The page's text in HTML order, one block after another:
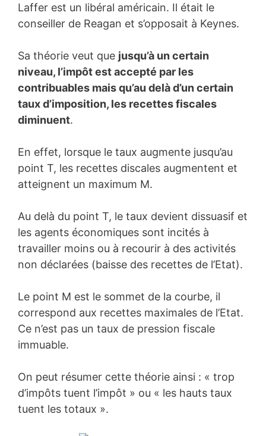
Laffer est un libéral américain. Il était le
conseiller de Reagan et s’opposait à Keynes.
Sa théorie veut que jusqu’à un certain
niveau, l’impôt est accepté par les
contribuables mais qu’au delà d’un certain
taux d’imposition, les recettes fiscales
diminuent.
En effet, lorsque le taux augmente jusqu’au
point T, les recettes discales augmentent et
atteignent un maximum M.
Au delà du point T, le taux devient dissuasif et
les agents économiques sont incités à
travailler moins ou à recourir à des activités
non déclarées (baisse des recettes de l’Etat).
Le point M est le sommet de la courbe, il
correspond aux recettes maximales de l’Etat.
Ce n’est pas un taux de pression fiscale
immuable.
On peut résumer cette théorie ainsi : « trop
d’impôts tuent l’impôt » ou « les hauts taux
tuent les totaux ».